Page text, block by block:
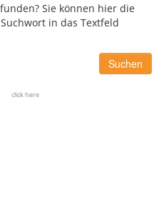
Sie können hier die
in das Textfeld
Suchen
click here